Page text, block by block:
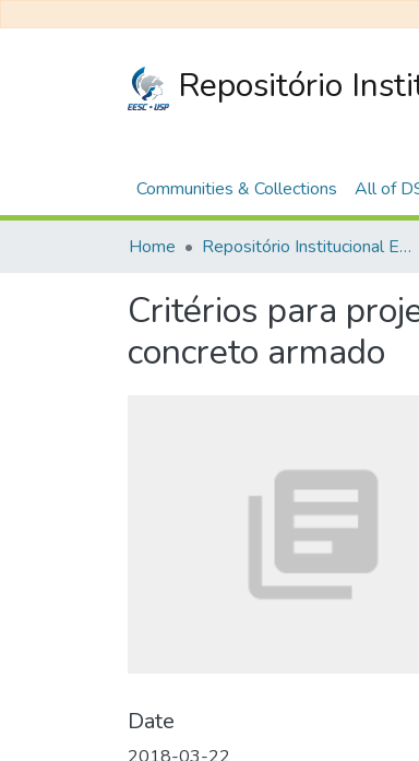
Repositório
Communities & Collections All of
Home Repositório Institucional EESC
Critérios para
concreto armado
Date